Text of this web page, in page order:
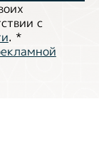
с
. *